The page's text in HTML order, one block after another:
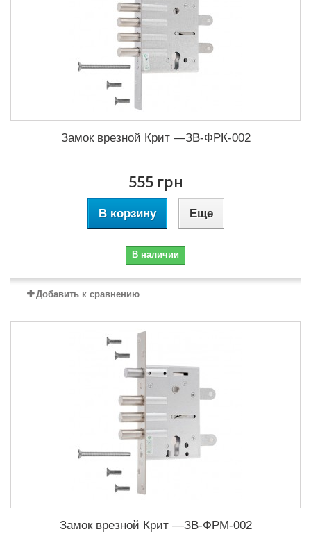
Замок врезной Крит —ЗВ-ФРК-002
555 грн
В корзину Еще
В наличии
Добавить к сравнению
Замок врезной Крит —ЗВ-ФРМ-002